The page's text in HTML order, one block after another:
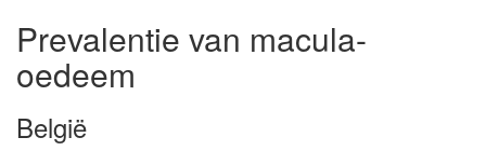
Prevalentie van macula-
oedeem
België